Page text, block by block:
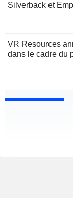
Silverback et
VR Resources
dans le cadre du